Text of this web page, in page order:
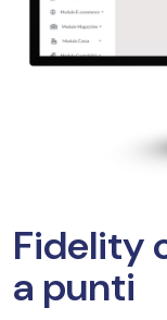
Fidelity
a punti